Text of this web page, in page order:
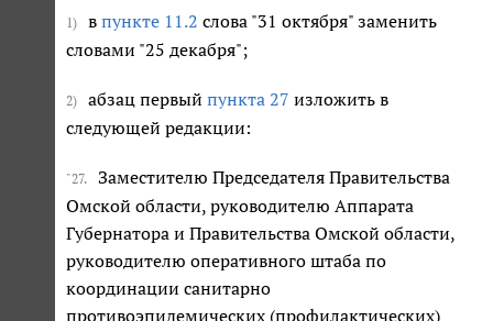
1) в пункте 11.2 слова "31 октября" заменить
словами "25 декабря";
2) абзац первый пункта 27 изложить в
следующей редакции:
"27.
Заместителю Председателя Правительства
Омской области, руководителю Аппарата
Губернатора и Правительства Омской области,
руководителю оперативного штаба по
координации санитарно
противоэпидемических (профилактических)